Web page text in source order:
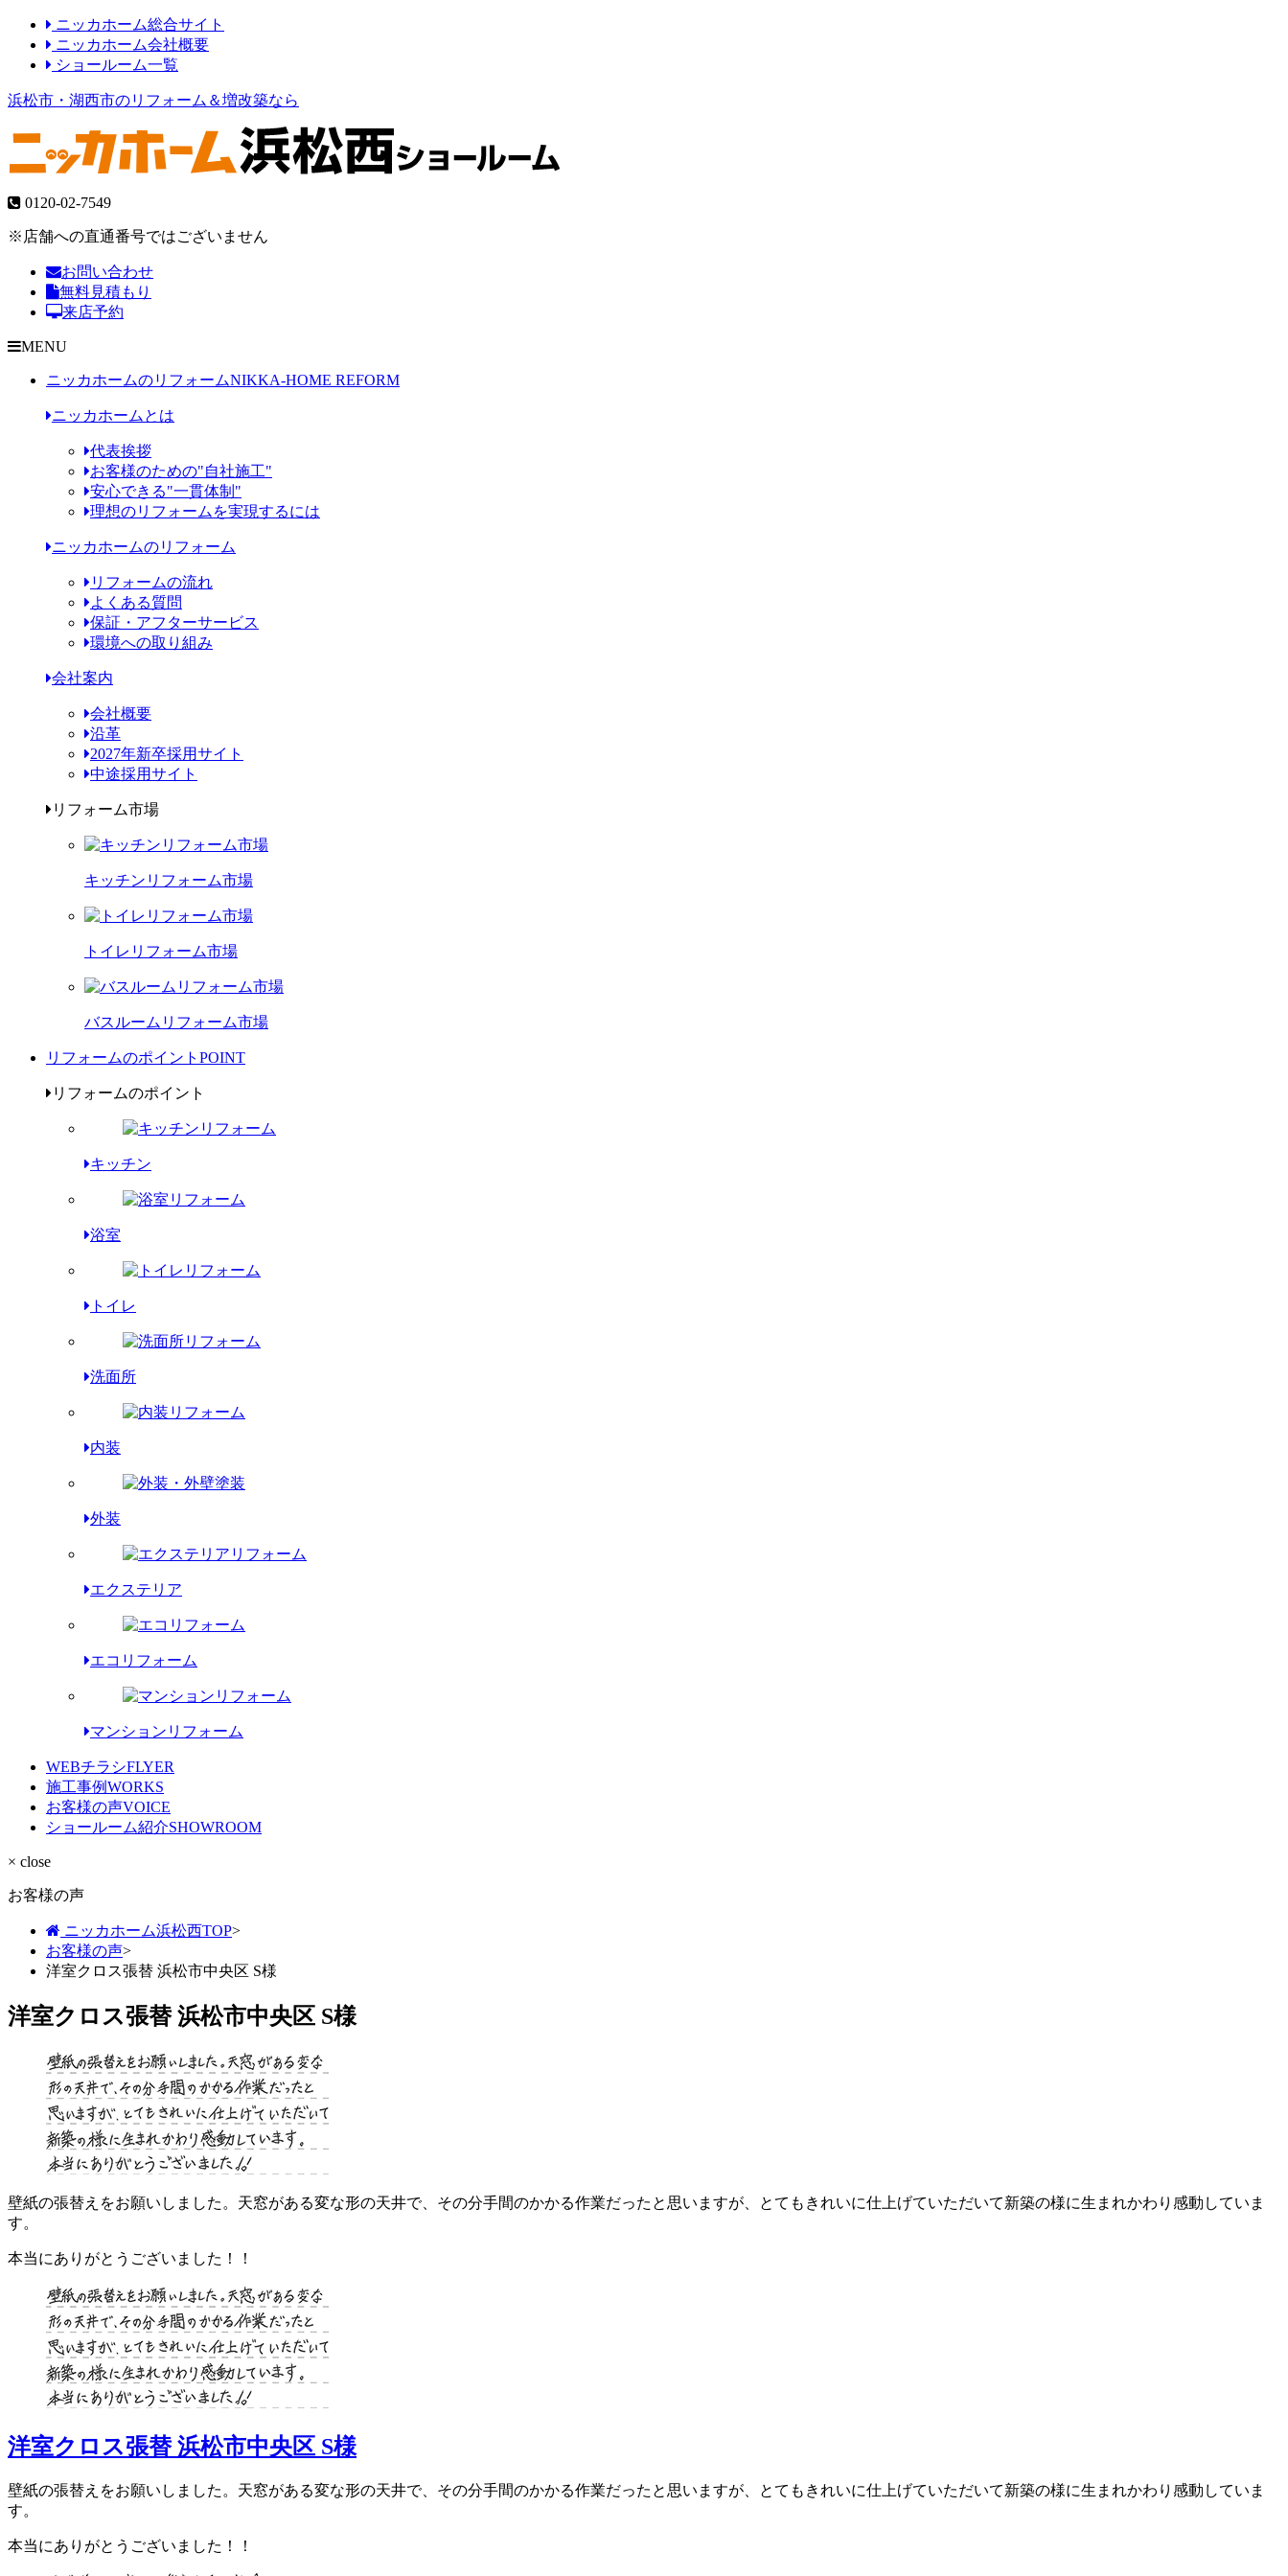
ニッカホーム総合サイト
ニッカホーム会社概要
ショールーム一覧
浜松市・湖西市のリフォーム＆増改築なら
0120-02-7549
※店舗への直通番号ではございません
お問い合わせ
無料見積もり
来店予約
MENU
ニッカホームのリフォームNIKKA-HOME REFORM
ニッカホームとは
代表挨拶
お客様のための"自社施工"
安心できる"一貫体制"
理想のリフォームを実現するには
ニッカホームのリフォーム
リフォームの流れ
よくある質問
保証・アフターサービス
環境への取り組み
会社案内
会社概要
沿革
2027年新卒採用サイト
中途採用サイト
リフォーム市場
キッチンリフォーム市場
トイレリフォーム市場
バスルームリフォーム市場
リフォームのポイント POINT
リフォームのポイント
キッチン
浴室
トイレ
洗面所
内装
外装
エクステリア
エコリフォーム
マンションリフォーム
WEBチラシFLYER
施工事例WORKS
お客様の声VOICE
ショールーム紹介SHOWROOM
× close
お客様の声
ニッカホーム浜松西TOP>
お客様の声>
洋室クロス張替 浜松市中央区 S様
洋室クロス張替 浜松市中央区 S様
壁紙の張替えをお願いしました。天窓がある変な形の天井で、その分手間のかかる作業だったと思いますが、とてもきれいに仕上げていただいて新築の様に生まれかわり感動していま
す。
本当にありがとうございました！！
洋室クロス張替 浜松市中央区 S様
壁紙の張替えをお願いしました。天窓がある変な形の天井で、その分手間のかかる作業だったと思いますが、とてもきれいに仕上げていただいて新築の様に生まれかわり感動していま
す。
本当にありがとうございました！！